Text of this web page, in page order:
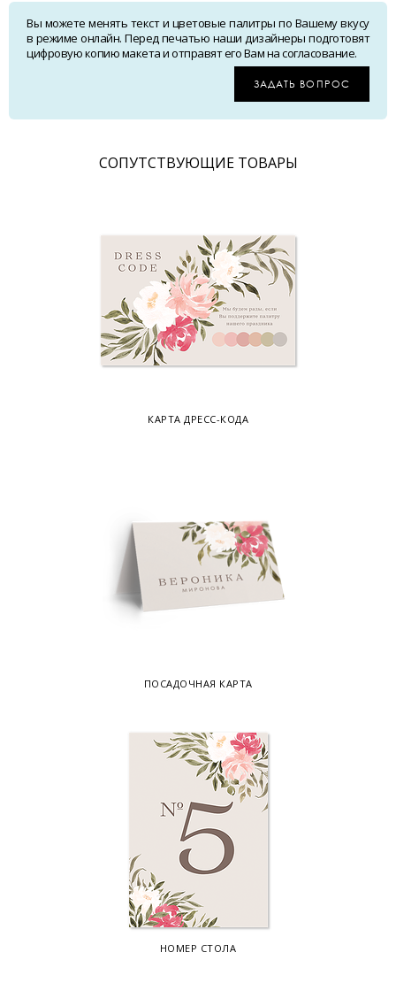
Вы можете менять текст и цветовые палитры по Вашему вкусу
в режиме онлайн. Перед печатью наши дизайнеры подготовят
цифровую копию макета и отправят его Вам на согласование.
ЗАДАТЬ ВОПРОС
CОПУТСТВУЮЩИЕ ТОВАРЫ
КАРТА ДРЕСС-КОДА
ПОСАДОЧНАЯ КАРТА
НОМЕР СТОЛА